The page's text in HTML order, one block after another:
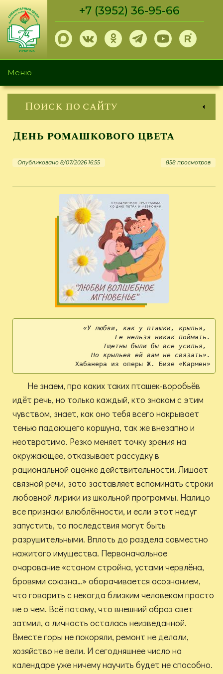
Перейти
основному
содержанию
+7 (3952) 36-95-66
Меню
Поиск по сайту
День ромашкового цвета
Опубликовано 8/07/2026 16:55 858 просмотров
«У любви, как у пташки, крылья,
Её нельзя никак поймать.
Тщетны были бы все усилья,
Но крыльев ей вам не связать».
Хабанера из оперы Ж. Бизе «Кармен»
Не знаем, про каких таких пташек-воробьёв
идёт речь, но только каждый, кто знаком с этим
чувством, знает, как оно тебя всего накрывает
тенью падающего коршуна, так же внезапно и
неотвратимо. Резко меняет точку зрения на
окружающее, отказывает рассудку в
рациональной оценке действительности. Лишает
связной речи, зато заставляет вспоминать строки
любовной лирики из школьной программы. Налицо
все признаки влюблённости, и если этот недуг
запустить, то последствия могут быть
разрушительными. Вплоть до раздела совместно
нажитого имущества. Первоначальное
очарование «станом стройна, устами червлёна,
бровями союзна…» оборачивается осознанием,
что говорить с некогда близким человеком просто
не о чем. Всё потому, что внешний образ свет
затмил, а личность осталась неизведанной.
Вместе горы не покоряли, ремонт не делали,
хозяйство не вели. И сегодняшнее число на
календаре уже ничему научить будет не способно.